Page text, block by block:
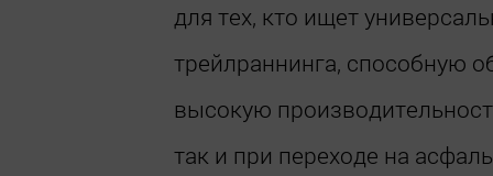
для тех, кто ищет
трейлраннинга, способную
высокую
так и при переходе на